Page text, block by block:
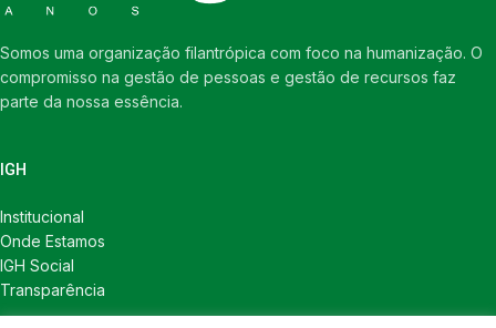
Somos uma organização filantrópica com foco na humanização. O
compromisso na gestão de pessoas e gestão de recursos faz
parte da nossa essência.
IGH
Institucional
Onde Estamos
IGH Social
Transparência